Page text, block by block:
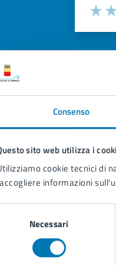
Consenso
sito web utilizza i
cookie tecnici di
informazioni
Necessari
Valuta